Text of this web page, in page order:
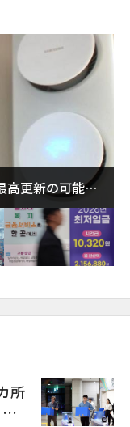
高更新の可能性
所